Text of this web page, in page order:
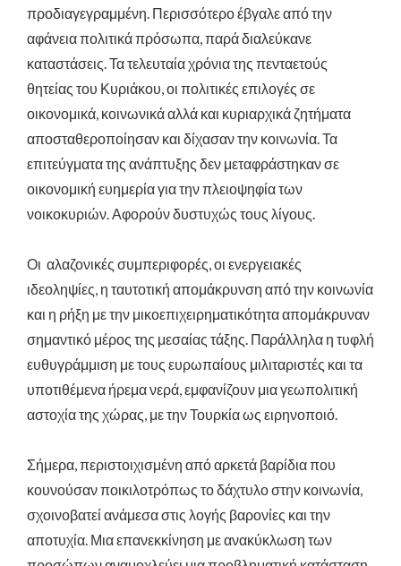
προδιαγεγραμμένη. Περισσότερο έβγαλε από την
αφάνεια πολιτικά πρόσωπα, παρά διαλεύκανε
καταστάσεις. Τα τελευταία χρόνια της πενταετούς
θητείας του Κυριάκου, οι πολιτικές επιλογές σε
οικονομικά, κοινωνικά αλλά και κυριαρχικά ζητήματα
αποσταθεροποίησαν και δίχασαν την κοινωνία. Τα
επιτεύγματα της ανάπτυξης δεν μεταφράστηκαν σε
οικονομική ευημερία για την πλειοψηφία των
νοικοκυριών. Αφορούν δυστυχώς τους λίγους.
Οι αλαζονικές συμπεριφορές, οι ενεργειακές
ιδεοληψίες, η ταυτοτική απομάκρυνση από την κοινωνία
και η ρήξη με την μικοεπιχειρηματικότητα απομάκρυναν
σημαντικό μέρος της μεσαίας τάξης. Παράλληλα η τυφλή
ευθυγράμμιση με τους ευρωπαίους μιλιταριστές και τα
υποτιθέμενα ήρεμα νερά, εμφανίζουν μια γεωπολιτική
αστοχία της χώρας, με την Τουρκία ως ειρηνοποιό.
Σήμερα, περιστοιχισμένη από αρκετά βαρίδια που
κουνούσαν ποικιλοτρόπως το δάχτυλο στην κοινωνία,
σχοινοβατεί ανάμεσα στις λογής βαρονίες και την
αποτυχία. Μια επανεκκίνηση με ανακύκλωση των